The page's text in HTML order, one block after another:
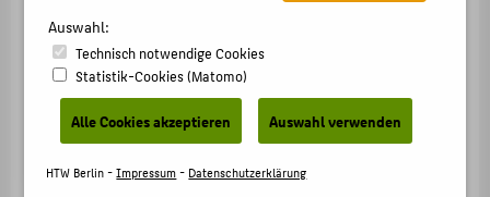
Alexander.Stanschus@HTW-Berlin.de
Campus Wilhelminenhof
TGS Haus 1a/b , 310
Ostendstraße 25
12459Berlin
KARRIERE
INTERNATIONAL
INFORMATIONEN FÜR
Auswahl:
Technisch notwendige Cookies
Statistik-Cookies (Matomo)
Alle Cookies akzeptieren Auswahl verwenden
HTW Berlin -Impressum- Datenschutzerklärung